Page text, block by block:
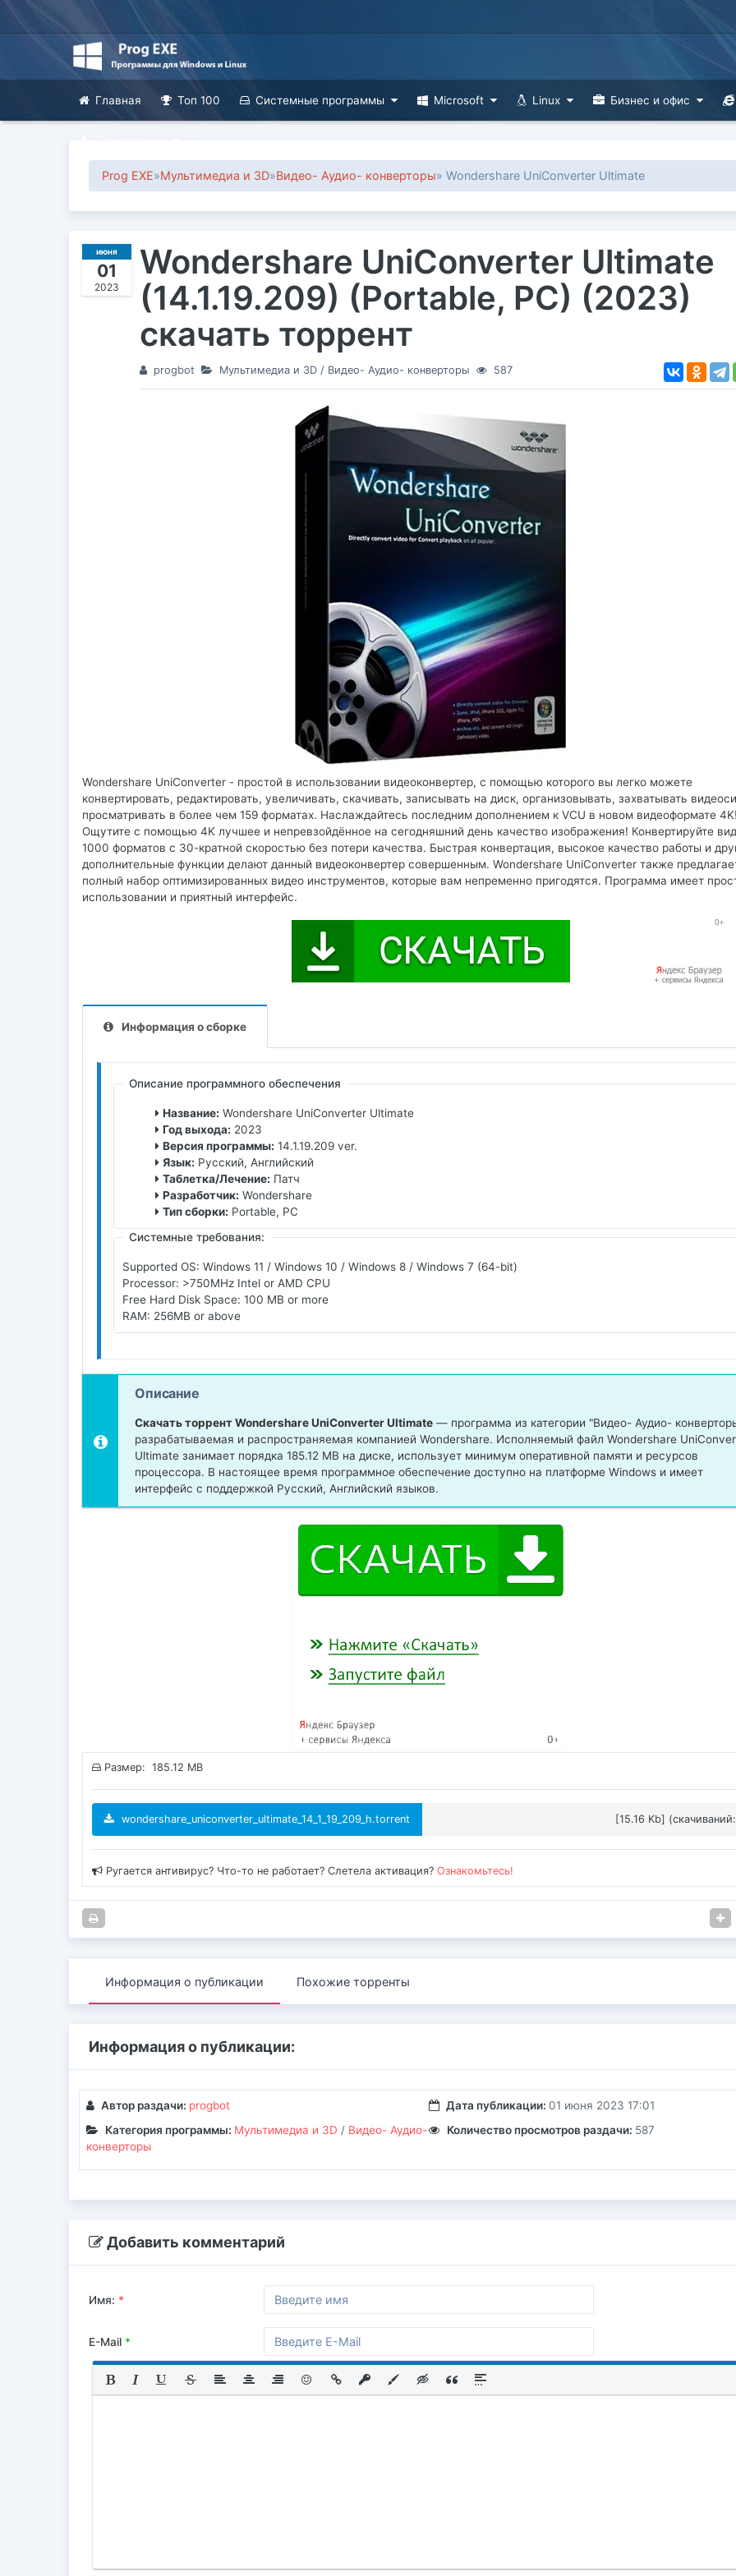
Главная Топ 100 Системные программы Microsoft Linux Бизнес и офис
Prog EXE»Мультимедиа и 3D»Видео- Аудио- конверторы» Wondershare UniConverter Ultimate
июня
01
2023
Wondershare UniConverter Ultimate
(14.1.19.209) (Portable, PC) (2023)
скачать торрент
progbot Мультимедиа и 3D / Видео- Аудио- конверторы 587
Wondershare UniConverter - простой в использовании видеоконвертер, с помощью которого вы легко можете
конвертировать, редактировать, увеличивать, скачивать, записывать на диск, организовывать, захватывать
просматривать в более чем 159 форматах. Наслаждайтесь последним дополнением к VCU в новом видеоформате
Ощутите с помощью 4K лучшее и непревзойдённое на сегодняшний день качество изображения! Конвертируйте
1000 форматов с 30-кратной скоростью без потери качества. Быстрая конвертация, высокое качество работы и
дополнительные функции делают данный видеоконвертер совершенным. Wondershare UniConverter также
полный набор оптимизированных видео инструментов, которые вам непременно пригодятся. Программа имеет
использовании и приятный интерфейс.
Информация о сборке
Описание программного обеспечения
Название: Wondershare UniConverter Ultimate
Год выхода: 2023
Версия программы: 14.1.19.209 ver.
Язык: Русский, Английский
Таблетка/Лечение: Патч
Разработчик: Wondershare
Тип сборки: Portable, PC
Системные требования:
Supported OS: Windows 11 / Windows 10 / Windows 8 / Windows 7 (64-bit)
Processor: >750MHz Intel or AMD CPU
Free Hard Disk Space: 100 MB or more
RAM: 256MB or above
Описание
Скачать торрент Wondershare UniConverter Ultimate — программа из категории "Видео- Аудио-
разрабатываемая и распространяемая компанией Wondershare. Исполняемый файл Wondershare
Ultimate занимает порядка 185.12 MB на диске, использует минимум оперативной памяти и ресурсов
процессора. В настоящее время программное обеспечение доступно на платформе Windows и имеет
интерфейс с поддержкой Русский, Английский языков.
Размер: 185.12 MB
wondershare_uniconverter_ultimate_14_1_19_209_h.torrent [15.16 Kb]
Ругается антивирус? Что-то не работает? Слетела активация?Ознакомьтесь!
Информация о публикации Похожие торренты
Информация о публикации:
Автор раздачи: progbot Дата публикации: 01 июня 2023 17:01
Категория программы: Мультимедиа и 3D / Видео- Аудио-
конверторы
Количество просмотров раздачи: 587
Добавить комментарий
Имя: *
E-Mail *